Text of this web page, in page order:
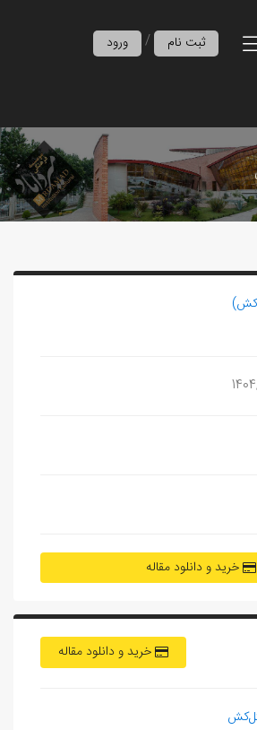
ورود / ثبت نام
خرید و دانلود مقاله
خرید و دانلود مقاله